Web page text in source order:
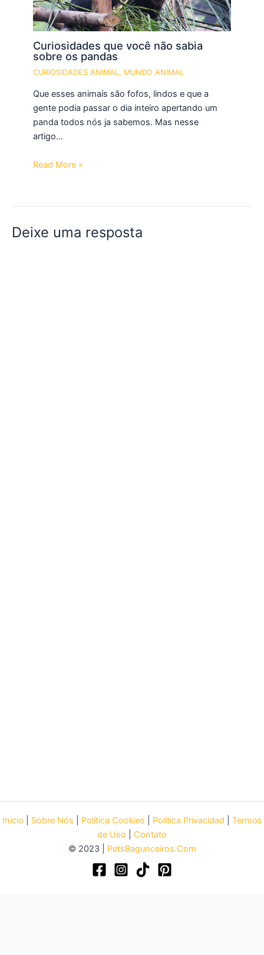
Curiosidades que você não sabia
sobre os pandas
CURIOSIDADES ANIMAL , MUNDO ANIMAL
Que esses animais são fofos, lindos e que a
gente podia passar o dia inteiro apertando um
panda todos nós ja sabemos. Mas nesse
artigo…
Read More »
Deixe uma resposta
Inicio Sobre Nós Política Cookies Política Privacidad
Termos
de Uso
Contato
© 2023 | PetsBagunceiros.Com